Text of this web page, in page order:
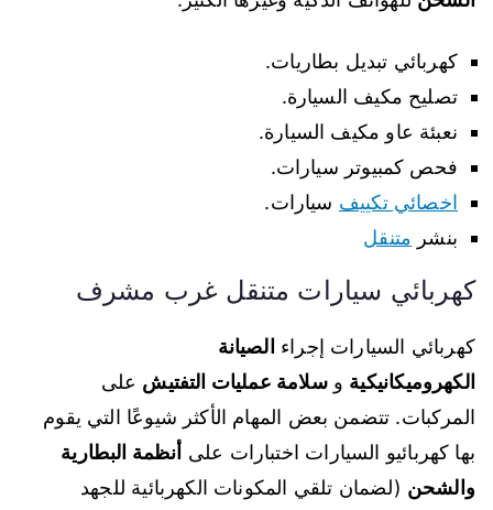
كهربائي تبديل بطاريات.
تصليح مكيف السيارة.
نعبئة عاو مكيف السيارة.
فحص كمبيوتر سيارات.
اخصائي تكييف سيارات.
بنشر متنقل
كهربائي سيارات متنقل غرب مشرف
كهربائي السيارات إجراء الصيانة
الكهروميكانيكية وسلامة عمليات التفتيش على
المركبات. تتضمن بعض المهام الأكثر شيوعًا التي يقوم
بها كهربائيو السيارات اختبارات على أنظمة البطارية
والشحن (لضمان تلقي المكونات الكهربائية للجهد